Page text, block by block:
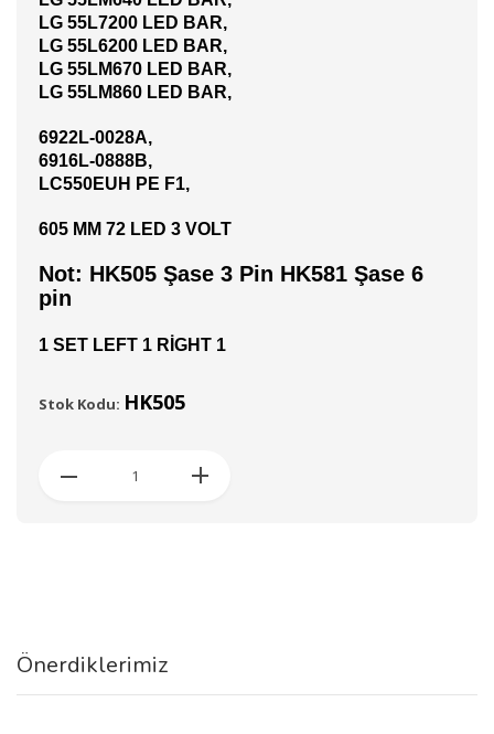
LG 55L7200 LED BAR,
LG 55L6200 LED BAR,
LG 55LM670 LED BAR,
LG 55LM860 LED BAR,
6922L-0028A,
6916L-0888B,
LC550EUH PE F1,
605 MM 72 LED 3 VOLT
Not: HK505 Şase 3 Pin HK581 Şase 6
pin
1 SET LEFT 1 RİGHT 1
Stok Kodu: HK505
Önerdiklerimiz